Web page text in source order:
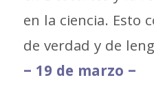
en la ciencia. Esto
de verdad y de
– 19 de marzo –